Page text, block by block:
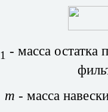
1 - масса
т - масса